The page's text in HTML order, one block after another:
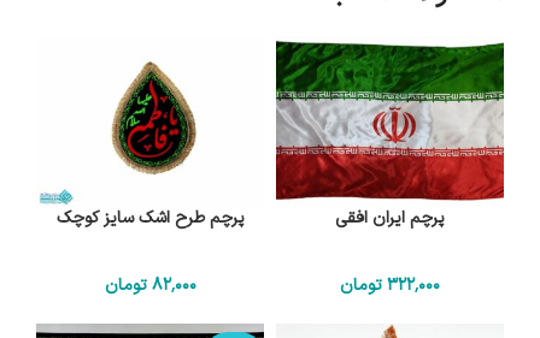
پرچم ایران افقی
322٬000تومان
پرچم طرح اشک سایز کوچک
82٬000 تومان